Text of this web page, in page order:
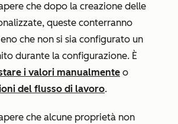
che dopo la creazione delle
queste conterranno
che non si sia configurato un
durante la configurazione. È
i valori manualmente o
del flusso di lavoro.
che alcune proprietà non